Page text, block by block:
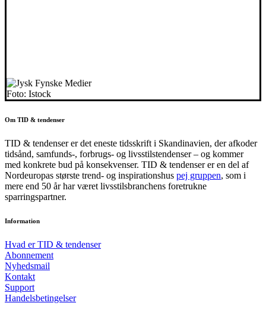
Foto: Istock
Om TID & tendenser
TID & tendenser er det eneste tidsskrift i Skandinavien, der afkoder
tidsånd, samfunds-, forbrugs- og livsstilstendenser – og kommer
med konkrete bud på konsekvenser. TID & tendenser er en del af
Nordeuropas største trend- og inspirationshus pej gruppen, som i
mere end 50 år har været livsstilsbranchens foretrukne
sparringspartner.
Information
Hvad er TID & tendenser
Abonnement
Nyhedsmail
Kontakt
Support
Handelsbetingelser